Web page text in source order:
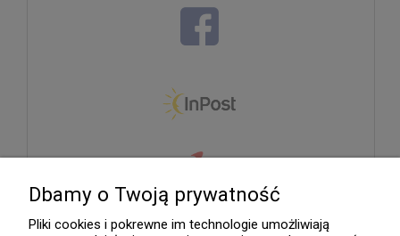
Dbamy o Twoją prywatność
Pliki cookies i pokrewne im technologie umożliwiają